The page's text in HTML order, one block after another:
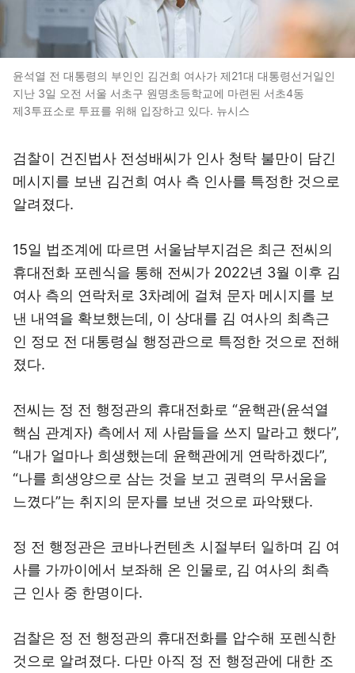
윤석열 전 대통령의 부인인 김건희 여사가 제21대 대통령선거일인
지난 3일 오전 서울 서초구 원명초등학교에 마련된 서초4동
제3투표소로 투표를 위해 입장하고 있다. 뉴시스
검찰이 건진법사 전성배씨가 인사 청탁 불만이 담긴
메시지를 보낸 김건희 여사 측 인사를 특정한 것으로
알려졌다.
15일 법조계에 따르면 서울남부지검은 최근 전씨의
휴대전화 포렌식을 통해 전씨가 2022년 3월 이후 김
여사 측의 연락처로 3차례에 걸쳐 문자 메시지를 보
낸 내역을 확보했는데, 이 상대를 김 여사의 최측근
인 정모 전 대통령실 행정관으로 특정한 것으로 전해
졌다.
전씨는 정 전 행정관의 휴대전화로 “윤핵관(윤석열
핵심 관계자) 측에서 제 사람들을 쓰지 말라고 했다”,
“내가 얼마나 희생했는데 윤핵관에게 연락하겠다”,
“나를 희생양으로 삼는 것을 보고 권력의 무서움을
느꼈다”는 취지의 문자를 보낸 것으로 파악됐다.
정 전 행정관은 코바나컨텐츠 시절부터 일하며 김 여
사를 가까이에서 보좌해 온 인물로, 김 여사의 최측
근 인사 중 한명이다.
검찰은 정 전 행정관의 휴대전화를 압수해 포렌식한
것으로 알려졌다. 다만 아직 정 전 행정관에 대한 조